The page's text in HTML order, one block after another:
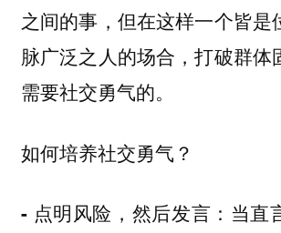
之间的事，但在这样一个皆是
脉广泛之人的场合，打破群体
需要社交勇气的。
如何培养社交勇气？
- 点明风险，然后发言： 当直